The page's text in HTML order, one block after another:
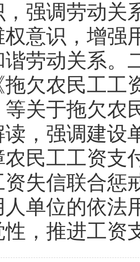
，强调劳动关
权意识，增强
谐劳动关系。
拖欠农民工工
等关于拖欠农
读，强调建设
农民工工资支
资失信联合惩
人单位的依法
性，推进工资